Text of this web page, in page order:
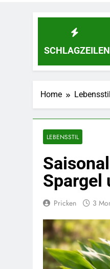
SCHLAGZEILEN
Technologie und
Home Lebensstil
LEBENSSTIL
Spargel
Pricken 3